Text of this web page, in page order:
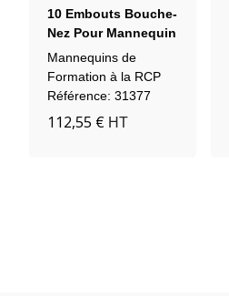
10 Embouts Bouche-
Nez Pour Mannequin
Nourrisson RCP Kim
Mannequins de
Formation à la RCP
Référence: 31377
112,55 € HT